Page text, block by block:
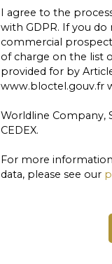
I agree to the
with GDPR. If you
commercial
of charge on the list
provided for by
www.bloctel.gouv.fr
Worldline Company,
CEDEX.
For more
data, please see our